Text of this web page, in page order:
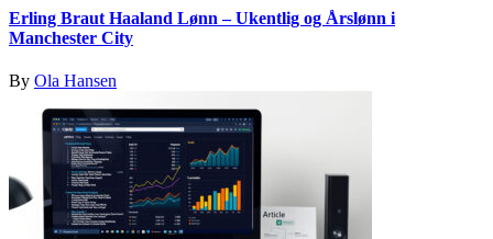
Erling Braut Haaland Lønn – Ukentlig og Årslønn i
Manchester City
By Ola Hansen